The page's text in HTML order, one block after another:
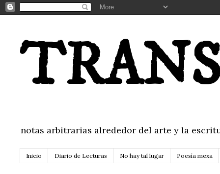
notas arbitrarias alrededor del arte y la
Inicio Diario de Lecturas No hay tal lugar Poesía mexa